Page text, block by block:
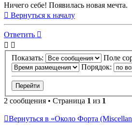
Ничего себе! Появилась новая мечта.
Вернуться к началу
Ответить
Показать:
Поле
Порядок:
2 сообщения • Страница 1 из 1
Вернуться в «Около Форта